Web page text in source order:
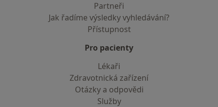
Partneři
Jak řadíme výsledky vyhledávání?
Přístupnost
Pro pacienty
Lékaři
Zdravotnická zařízení
Otázky a odpovědi
Služby